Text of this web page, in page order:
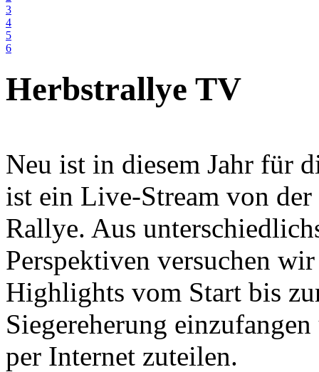
3
4
5
6
Herbstrallye TV
Neu ist in diesem Jahr für
ist ein Live-Stream von der
Rallye. Aus
Perspektiven versuchen
Highlights vom Start bis
Siegereherung
per Internet zuteilen.